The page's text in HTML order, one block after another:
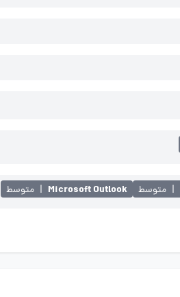
| متوسط Microsoft Outlook
| متوسط